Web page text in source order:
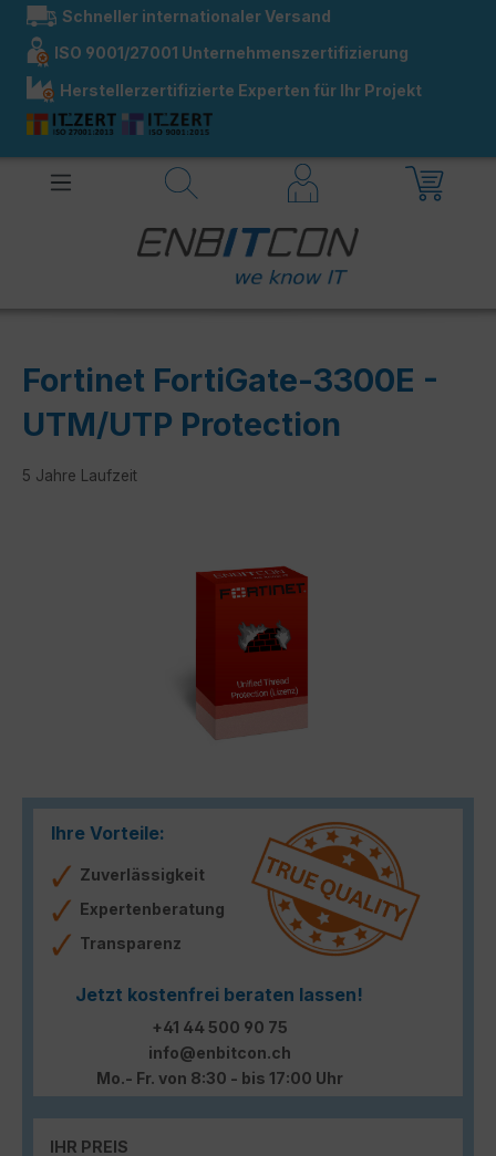
springen
Schneller internationaler Versand
ISO 9001/27001 Unternehmenszertifizierung
Herstellerzertifizierte Experten für Ihr Projekt
Fortinet FortiGate-3300E -
UTM/UTP Protection
5 Jahre Laufzeit
Ihre Vorteile:
Zuverlässigkeit
Expertenberatung
Transparenz
Jetzt kostenfrei beraten lassen!
+41 44 500 90 75
info@enbitcon.ch
Mo.- Fr. von 8:30 - bis 17:00 Uhr
IHR PREIS